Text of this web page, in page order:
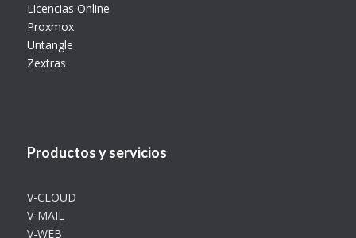
Licencias Online
Proxmox
Untangle
Zextras
Productos y servicios
V-CLOUD
V-MAIL
V-WEB